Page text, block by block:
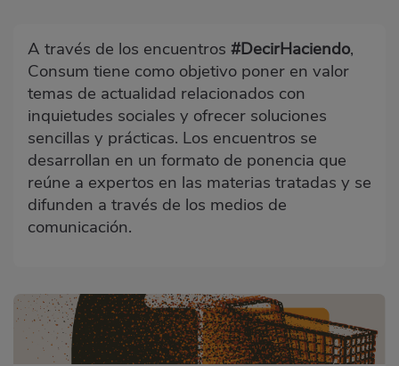
A través de los encuentros #DecirHaciendo,
Consum tiene como objetivo poner en valor
temas de actualidad relacionados con
inquietudes sociales y ofrecer soluciones
sencillas y prácticas. Los encuentros se
desarrollan en un formato de ponencia que
reúne a expertos en las materias tratadas y se
difunden a través de los medios de
comunicación.